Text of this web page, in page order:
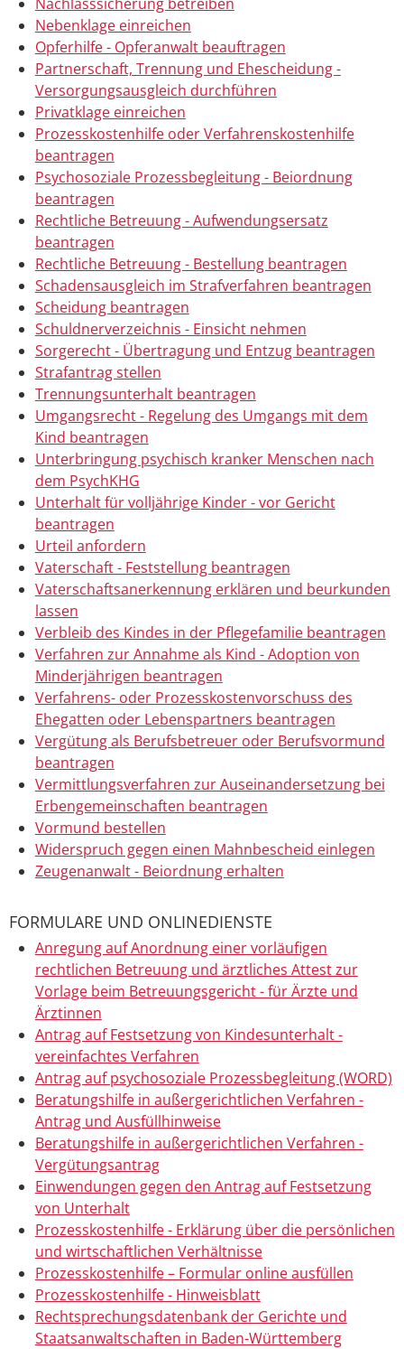
Nebenklage einreichen
Opferhilfe - Opferanwalt beauftragen
Partnerschaft, Trennung und Ehescheidung -
Versorgungsausgleich durchführen
Privatklage einreichen
Prozesskostenhilfe oder Verfahrenskostenhilfe
beantragen
Psychosoziale Prozessbegleitung - Beiordnung
beantragen
Rechtliche Betreuung - Aufwendungsersatz
beantragen
Rechtliche Betreuung - Bestellung beantragen
Schadensausgleich im Strafverfahren beantragen
Scheidung beantragen
Schuldnerverzeichnis - Einsicht nehmen
Sorgerecht - Übertragung und Entzug beantragen
Strafantrag stellen
Trennungsunterhalt beantragen
Umgangsrecht - Regelung des Umgangs mit dem
Kind beantragen
Unterbringung psychisch kranker Menschen nach
dem PsychKHG
Unterhalt für volljährige Kinder - vor Gericht
beantragen
Urteil anfordern
Vaterschaft - Feststellung beantragen
Vaterschaftsanerkennung erklären und beurkunden
lassen
Verbleib des Kindes in der Pflegefamilie beantragen
Verfahren zur Annahme als Kind - Adoption von
Minderjährigen beantragen
Verfahrens- oder Prozesskostenvorschuss des
Ehegatten oder Lebenspartners beantragen
Vergütung als Berufsbetreuer oder Berufsvormund
beantragen
Vermittlungsverfahren zur Auseinandersetzung bei
Erbengemeinschaften beantragen
Vormund bestellen
Widerspruch gegen einen Mahnbescheid einlegen
Zeugenanwalt - Beiordnung erhalten
FORMULARE UND ONLINEDIENSTE
Anregung auf Anordnung einer vorläufigen
rechtlichen Betreuung und ärztliches Attest zur
Vorlage beim Betreuungsgericht - für Ärzte und
Ärztinnen
Antrag auf Festsetzung von Kindesunterhalt -
vereinfachtes Verfahren
Antrag auf psychosoziale Prozessbegleitung (WORD)
Beratungshilfe in außergerichtlichen Verfahren -
Antrag und Ausfüllhinweise
Beratungshilfe in außergerichtlichen Verfahren -
Vergütungsantrag
Einwendungen gegen den Antrag auf Festsetzung
von Unterhalt
Prozesskostenhilfe - Erklärung über die persönlichen
und wirtschaftlichen Verhältnisse
Prozesskosten­hilfe – Formular online ausfüllen
Prozesskostenhilfe - Hinweisblatt
Rechtsprechungsdatenbank der Gerichte und
Staatsanwaltschaften in Baden-Württemberg